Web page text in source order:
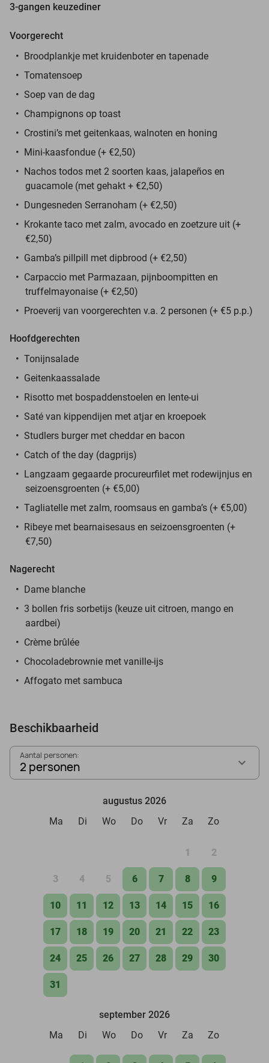
3-gangen keuzediner
Voorgerecht
Broodplankje met kruidenboter en tapenade
Tomatensoep
Soep van de dag
Champignons op toast
Crostini’s met geitenkaas, walnoten en honing
Mini-kaasfondue (+ €2,50)
Nachos todos met 2 soorten kaas, jalapeños en
guacamole (met gehakt + €2,50)
Dungesneden Serranoham (+ €2,50)
Krokante taco met zalm, avocado en zoetzure uit (+
€2,50)
Gamba’s pillpill met dipbrood (+ €2,50)
Carpaccio met Parmazaan, pijnboompitten en
truffelmayonaise (+ €2,50)
Proeverij van voorgerechten v.a. 2 personen (+ €5 p.p.)
Hoofdgerechten
Tonijnsalade
Geitenkaassalade
Risotto met bospaddenstoelen en lente-ui
Saté van kippendijen met atjar en kroepoek
Studlers burger met cheddar en bacon
Catch of the day (dagprijs)
Langzaam gegaarde procureurfilet met rodewijnjus en
seizoensgroenten (+ €5,00)
Tagliatelle met zalm, roomsaus en gamba’s (+ €5,00)
Ribeye met bearnaisesaus en seizoensgroenten (+
€7,50)
Nagerecht
Dame blanche
3 bollen fris sorbetijs (keuze uit citroen, mango en
aardbei)
Crème brûlée
Chocoladebrownie met vanille-ijs
Affogato met sambuca
Beschikbaarheid
Aantal personen:
2 personen
augustus 2026
Ma
Di Wo Do Vr Za Zo
1 2
3 4 5 6 7 8 9
10 11 12 13 14 15 16
17 18 19 20 21 22 23
24 25 26 27 28 29 30
31
september 2026
Ma
Di Wo Do Vr Za Zo